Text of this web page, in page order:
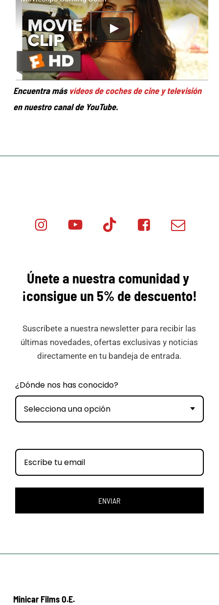
Encuentra másvídeos de coches de cine y televisión
en nuestro canal de YouTube.
Minicar Tok
Minicar Minicar
Únete a nuestra comunidad y
¡consigue un 5% de descuento!
Suscríbete a nuestra newsletter para recibir las
últimas novedades, ofertas exclusivas y noticias
directamente en tu bandeja de entrada.
¿Dónde nos has conocido?
Selecciona una opción
ENVIAR
Minicar Films O.E.